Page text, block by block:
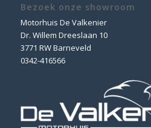
Bezoek onze showroom
Motorhuis De Valkenier
Dr. Willem Dreeslaan 10
3771 RW Barneveld
0342-416566